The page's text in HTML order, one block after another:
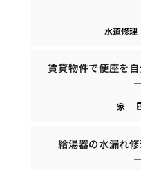
水道修理
賃貸物件で便座を
家
給湯器の水漏れ